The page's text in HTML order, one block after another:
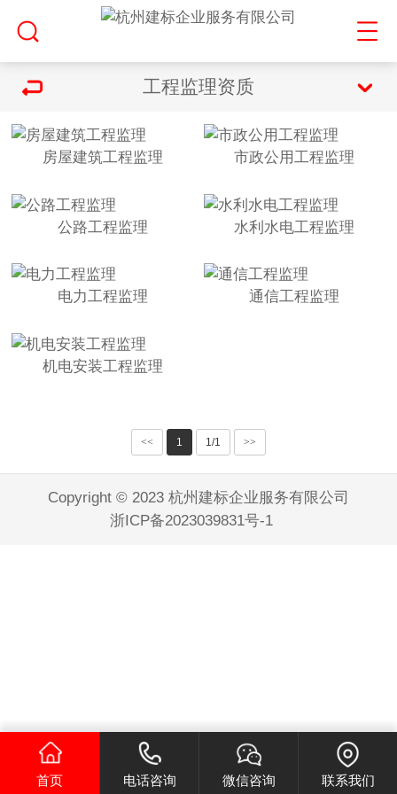
工程监理资质
房屋建筑工程监理 市政公用工程监理
公路工程监理 水利水电工程监理
电力工程监理 通信工程监理
机电安装工程监理
<< 1 1/1 >>
Copyright © 2023 杭州建标企业服务有限公司
浙ICP备2023039831号-1
首页 电话咨询 微信咨询 联系我们